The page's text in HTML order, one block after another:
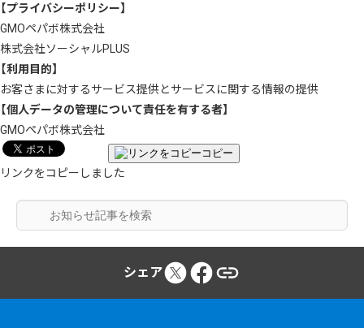
【プライバシーポリシー】
GMOペパボ株式会社
株式会社ソーシャルPLUS
【利用目的】
お客さまに対するサービス提供とサービスに関する情報の提供
【個人データの管理について責任を有する者】
GMOペパボ株式会社
コピー
リンクをコピーしました
シェア